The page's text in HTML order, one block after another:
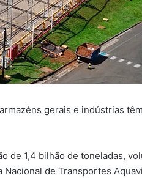
gerais e indústrias
1,4 bilhão de toneladas,
de Transportes